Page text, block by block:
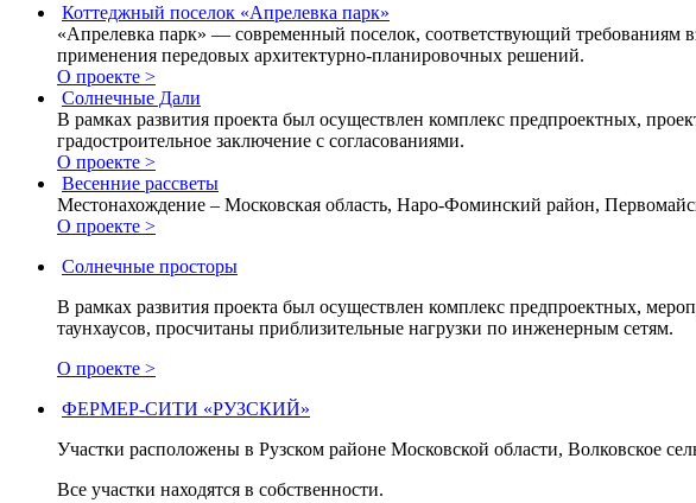
Коттеджный поселок «Апрелевка парк»
«Апрелевка парк» — современный поселок, соответствующий требованиям
применения передовых архитектурно-планировочных решений.
О проекте >
Солнечные Дали
В рамках развития проекта был осуществлен комплекс предпроектных,
градостроительное заключение с согласованиями.
О проекте >
Весенние рассветы
Местонахождение – Московская область, Наро-Фоминский район,
О проекте >
Солнечные просторы
В рамках развития проекта был осуществлен комплекс предпроектных,
таунхаусов, просчитаны приблизительные нагрузки по инженерным сетям.
О проекте >
ФЕРМЕР-СИТИ «РУЗСКИЙ»
Участки расположены в Рузском районе Московской области, Волковское
Все участки находятся в собственности.